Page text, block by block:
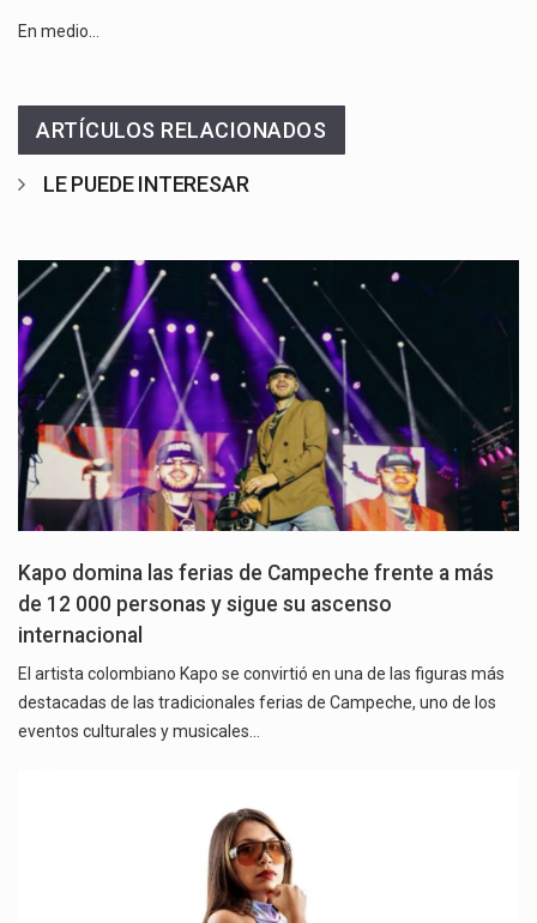
En medio…
ARTÍCULOS RELACIONADOS
LE PUEDE INTERESAR
Kapo domina las ferias de Campeche frente a más
de 12 000 personas y sigue su ascenso
internacional
El artista colombiano Kapo se convirtió en una de las figuras más
destacadas de las tradicionales ferias de Campeche, uno de los
eventos culturales y musicales…